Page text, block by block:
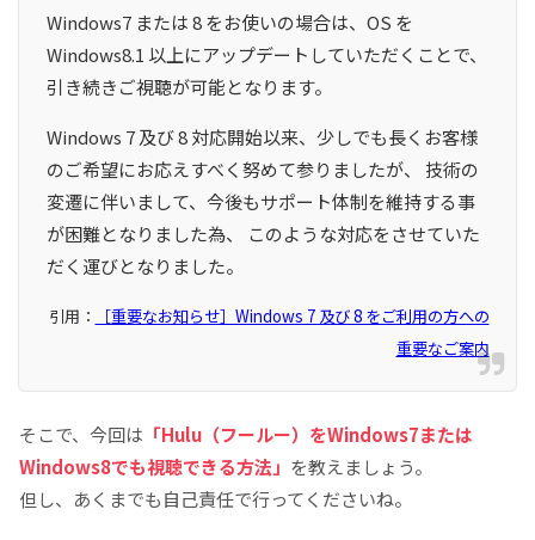
Windows7 または 8 をお使いの場合は、OS を
Windows8.1 以上にアップデートしていただくことで、
引き続きご視聴が可能となります。
Windows 7 及び 8 対応開始以来、少しでも長くお客様
のご希望にお応えすべく努めて参りましたが、 技術の
変遷に伴いまして、今後もサポート体制を維持する事
が困難となりました為、 このような対応をさせていた
だく運びとなりました。
引用：
［重要なお知らせ］Windows 7 及び 8 をご利用の方への
重要なご案内
そこで、今回は 「Hulu（フールー）をWindows7または
Windows8でも視聴できる方法」 を教えましょう。
但し、あくまでも自己責任で行ってくださいね。